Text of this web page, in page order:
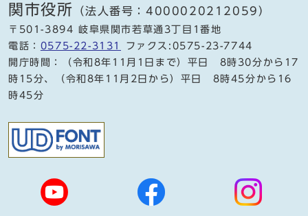
関市役所 （法人番号：4000020212059）
〒501-3894 岐阜県関市若草通3丁目1番地
電話： 0575-22-3131
ファクス:0575-23-7744
開庁時間：（令和8年11月1日まで）平日 8時30分から17
時15分、（令和8年11月2日から）平日 8時45分から16
時45分